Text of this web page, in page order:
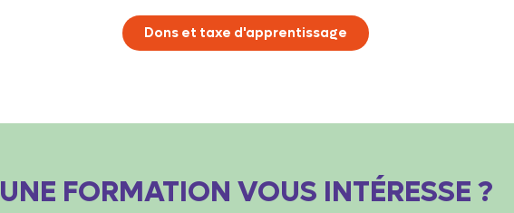
Dons et taxe d'apprentissage
UNE FORMATION VOUS INTÉRESSE ?